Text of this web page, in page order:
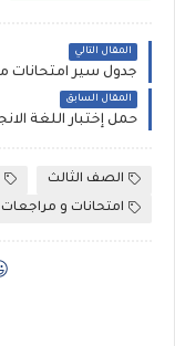
المقال التالي
المقال السابق
الصف الثالث
امتحانات و مراجعات